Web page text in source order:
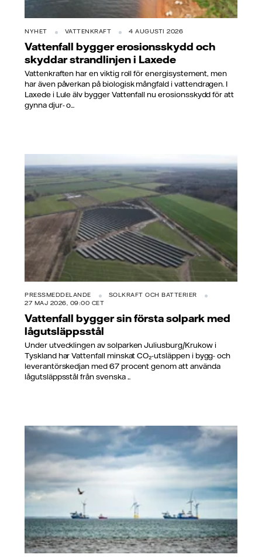
NYHET VATTENKRAFT 4 AUGUSTI 2026
Vattenfall bygger erosionsskydd och
skyddar strandlinjen i Laxede
Vattenkraften har en viktig roll för energisystement, men
har även påverkan på biologisk mångfald i vattendragen. I
Laxede i Lule älv bygger Vattenfall nu erosionsskydd för att
gynna djur- o...
PRESSMEDDELANDE
SOLKRAFT OCH BATTERIER
27 MAJ 2026, 09:00 CET
Vattenfall bygger sin första solpark med
lågutsläppsstål
Under utvecklingen av solparken Juliusburg/Krukow i
Tyskland har Vattenfall minskat CO₂-utsläppen i bygg- och
leverantörskedjan med 67 procent genom att använda
lågutsläppsstål från svenska ...